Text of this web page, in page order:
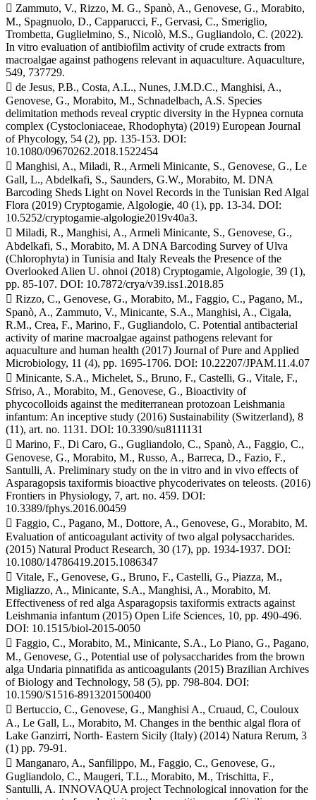
 Zammuto, V., Rizzo, M. G., Spanò, A., Genovese, G., Morabito,
M., Spagnuolo, D., Capparucci, F., Gervasi, C., Smeriglio,
Trombetta, Guglielmino, S., Nicolò, M.S., Gugliandolo, C. (2022).
In vitro evaluation of antibiofilm activity of crude extracts from
macroalgae against pathogens relevant in aquaculture. Aquaculture,
549, 737729.
 de Jesus, P.B., Costa, A.L., Nunes, J.M.D.C., Manghisi, A.,
Genovese, G., Morabito, M., Schnadelbach, A.S. Species
delimitation methods reveal cryptic diversity in the Hypnea cornuta
complex (Cystocloniaceae, Rhodophyta) (2019) European Journal
of Phycology, 54 (2), pp. 135-153. DOI:
10.1080/09670262.2018.1522454
 Manghisi, A., Miladi, R., Armeli Minicante, S., Genovese, G., Le
Gall, L., Abdelkafi, S., Saunders, G.W., Morabito, M. DNA
Barcoding Sheds Light on Novel Records in the Tunisian Red Algal
Flora (2019) Cryptogamie, Algologie, 40 (1), pp. 13-34. DOI:
10.5252/cryptogamie-algologie2019v40a3.
 Miladi, R., Manghisi, A., Armeli Minicante, S., Genovese, G.,
Abdelkafi, S., Morabito, M. A DNA Barcoding Survey of Ulva
(Chlorophyta) in Tunisia and Italy Reveals the Presence of the
Overlooked Alien U. ohnoi (2018) Cryptogamie, Algologie, 39 (1),
pp. 85-107. DOI: 10.7872/crya/v39.iss1.2018.85
 Rizzo, C., Genovese, G., Morabito, M., Faggio, C., Pagano, M.,
Spanò, A., Zammuto, V., Minicante, S.A., Manghisi, A., Cigala,
R.M., Crea, F., Marino, F., Gugliandolo, C. Potential antibacterial
activity of marine macroalgae against pathogens relevant for
aquaculture and human health (2017) Journal of Pure and Applied
Microbiology, 11 (4), pp. 1695-1706. DOI: 10.22207/JPAM.11.4.07
 Minicante, S.A., Michelet, S., Bruno, F., Castelli, G., Vitale, F.,
Sfriso, A., Morabito, M., Genovese, G., Bioactivity of
phycocolloids against the mediterranean protozoan Leishmania
infantum: An inceptive study (2016) Sustainability (Switzerland), 8
(11), art. no. 1131. DOI: 10.3390/su8111131
 Marino, F., Di Caro, G., Gugliandolo, C., Spanò, A., Faggio, C.,
Genovese, G., Morabito, M., Russo, A., Barreca, D., Fazio, F.,
Santulli, A. Preliminary study on the in vitro and in vivo effects of
Asparagopsis taxiformis bioactive phycoderivates on teleosts. (2016)
Frontiers in Physiology, 7, art. no. 459. DOI:
10.3389/fphys.2016.00459
 Faggio, C., Pagano, M., Dottore, A., Genovese, G., Morabito, M.
Evaluation of anticoagulant activity of two algal polysaccharides.
(2015) Natural Product Research, 30 (17), pp. 1934-1937. DOI:
10.1080/14786419.2015.1086347
 Vitale, F., Genovese, G., Bruno, F., Castelli, G., Piazza, M.,
Migliazzo, A., Minicante, S.A., Manghisi, A., Morabito, M.
Effectiveness of red alga Asparagopsis taxiformis extracts against
Leishmania infantum (2015) Open Life Sciences, 10, pp. 490-496.
DOI: 10.1515/biol-2015-0050
 Faggio, C., Morabito, M., Minicante, S.A., Lo Piano, G., Pagano,
M., Genovese, G., Potential use of polysaccharides from the brown
alga Undaria pinnatifida as anticoagulants (2015) Brazilian Archives
of Biology and Technology, 58 (5), pp. 798-804. DOI:
10.1590/S1516-8913201500400
 Bertuccio, C., Genovese, G., Manghisi A., Cruaud, C, Couloux
A., Le Gall, L., Morabito, M. Changes in the benthic algal flora of
Lake Ganzirri, North- Eastern Sicily (Italy) (2014) Natura Rerum, 3
(1) pp. 79-91.
 Manganaro, A., Sanfilippo, M., Faggio, C., Genovese, G.,
Gugliandolo, C., Maugeri, T.L., Morabito, M., Trischitta, F.,
Santulli, A. INNOVAQUA project Technological innovation for the